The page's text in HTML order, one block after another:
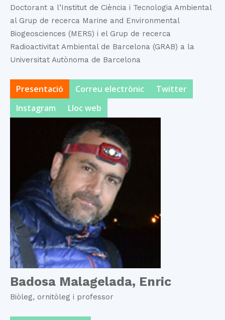
Doctorant a l’Institut de Ciència i Tecnologia Ambiental
al Grup de recerca Marine and Environmental
Biogeosciences (MERS) i el Grup de recerca
Radioactivitat Ambiental de Barcelona (GRAB) a la
Universitat Autònoma de Barcelona
Presentació Correu electrònic
Twitter
Instagram
Lloc web
Badosa Malagelada, Enric
Biòleg, ornitòleg i professor